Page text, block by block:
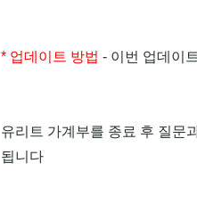
* 업데이트 방법 - 이번 업데이
유리트 가계부를 종료 후 질문
됩니다